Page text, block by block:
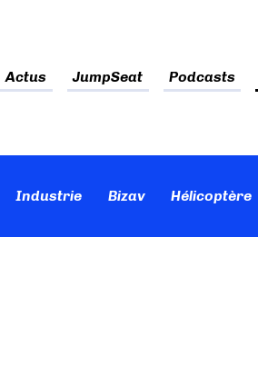
Actus JumpSeat Podcasts
Industrie Bizav Hélicoptère